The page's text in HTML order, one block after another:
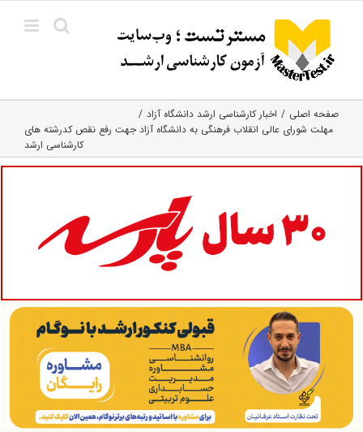
content
صفحه اصلی
اخبار کارشناسی ارشد دانشگاه آزاد
مهلت شورای عالی انقلاب فرهنگی به دانشگاه آزاد جهت رفع نقص کدرشته های
کارشناسی ارشد